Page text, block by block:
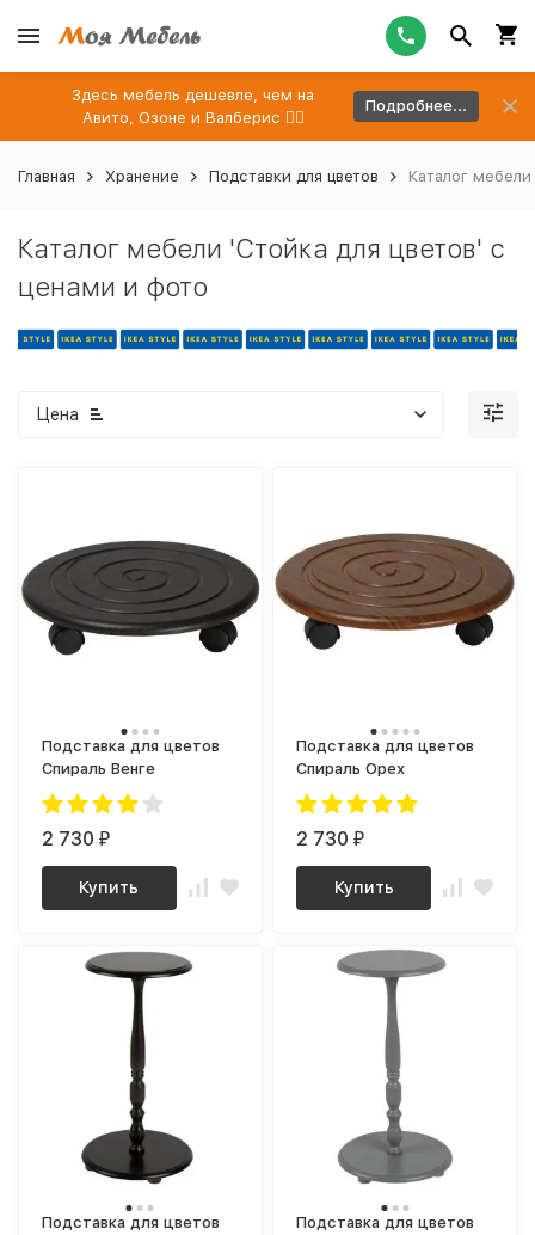
Здесь мебель дешевле, чем на
Авито, Озоне и Валберис 👉🏻
Подробнее...
Главная Хранение Подставки для цветов Каталог
Каталог мебели 'Стойка для цветов' с
ценами и фото
Цена
Подставка для цветов
Спираль Венге
2 730₽
Купить
Подставка для цветов
Спираль Орех
2 730₽
Купить
Подставка для цветов
Подставка для цветов